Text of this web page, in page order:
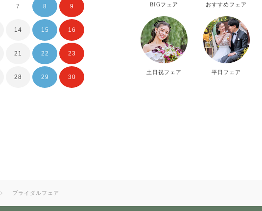
7 8 9
14 15 16
21 22 23
28 29 30
7 9 10
14 15 16 17
21 22 23 24
28 30
BIGフェア おすすめフェア
土日祝フェア 平日フェア
ブライダルフェア